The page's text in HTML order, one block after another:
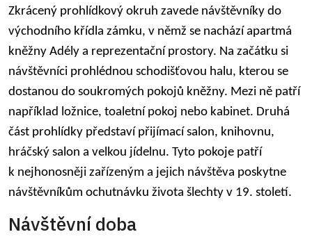
Zkrácený prohlídkový okruh zavede návštěvníky do
východního křídla zámku, v němž se nachází apartmá
kněžny Adély a reprezentační prostory. Na začátku si
návštěvníci prohlédnou schodišťovou halu, kterou se
dostanou do soukromých pokojů kněžny. Mezi ně patří
například ložnice, toaletní pokoj nebo kabinet. Druhá
část prohlídky představí přijímací salon, knihovnu,
hráčský salon a velkou jídelnu. Tyto pokoje patří
k nejhonosněji zařízeným a jejich návštěva poskytne
návštěvníkům ochutnávku života šlechty v 19. století.
Návštěvní doba